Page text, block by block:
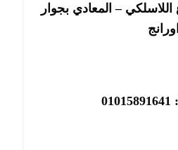
– المعادي بجوار
اورانج